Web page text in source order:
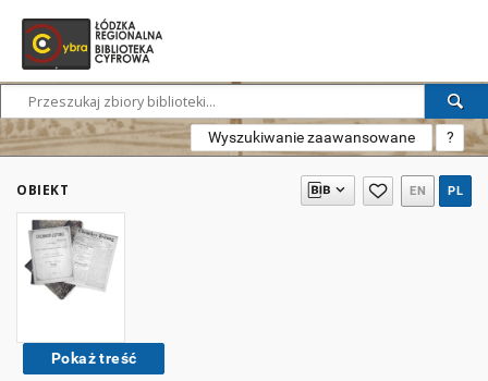
Wyszukiwanie zaawansowane ?
OBIEKT EN PL
Pokaż treść